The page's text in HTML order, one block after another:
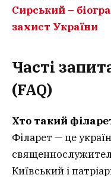
Сирський –
захист України
Часті
(FAQ)
Хто такий
Філарет — це
Київський і